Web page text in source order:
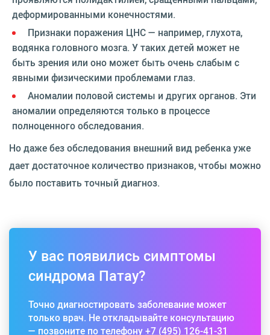
деформированными конечностями.
Признаки поражения ЦНС — например, глухота,
водянка головного мозга. У таких детей может не
быть зрения или оно может быть очень слабым с
явными физическими проблемами глаз.
Аномалии половой системы и других органов. Эти
аномалии определяются только в процессе
полноценного обследования.
Но даже без обследования внешний вид ребенка уже
дает достаточное количество признаков, чтобы можно
было поставить точный диагноз.
У вас появились симптомы
синдрома Патау?
Точно диагностировать заболевание может
только врач. Не откладывайте консультацию
— позвоните по телефону+7 (495) 126-41-31